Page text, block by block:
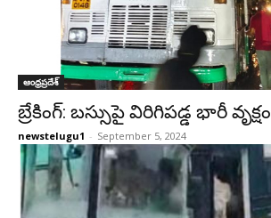
ఆంధ్రప్రదేశ్‌
బ్రేకింగ్: బస్సుపై విరిగిపడ్డ భారీ వృక్షం
newstelugu1 - September 5, 2024